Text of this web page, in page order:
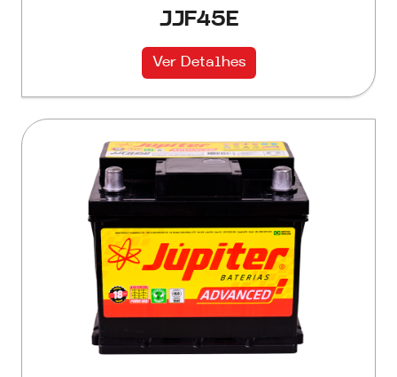
JJF45E
Ver Detalhes